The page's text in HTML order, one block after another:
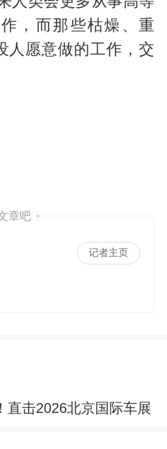
，而那些枯燥、重
人愿意做的工作，交
章吧
记者主页
直击2026北京国际车展